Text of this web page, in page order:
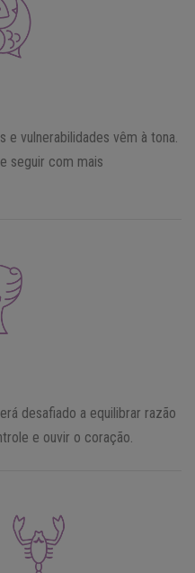
e vulnerabilidades vêm à tona.
seguir com mais
desafiado a equilibrar razão
e ouvir o coração.